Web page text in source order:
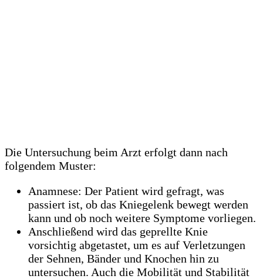
Die Untersuchung beim Arzt erfolgt dann nach
folgendem Muster:
Anamnese: Der Patient wird gefragt, was
passiert ist, ob das Kniegelenk bewegt werden
kann und ob noch weitere Symptome vorliegen.
Anschließend wird das geprellte Knie
vorsichtig abgetastet, um es auf Verletzungen
der Sehnen, Bänder und Knochen hin zu
untersuchen. Auch die Mobilität und Stabilität